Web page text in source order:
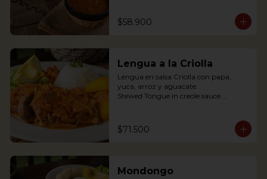
sweet plantain.
$58.900
Lengua a la Criolla
Lengua en salsa Criolla con papa,
yuca, arroz y aguacate.
Stewed Tongue in creole sauce
$71.500
Mondongo